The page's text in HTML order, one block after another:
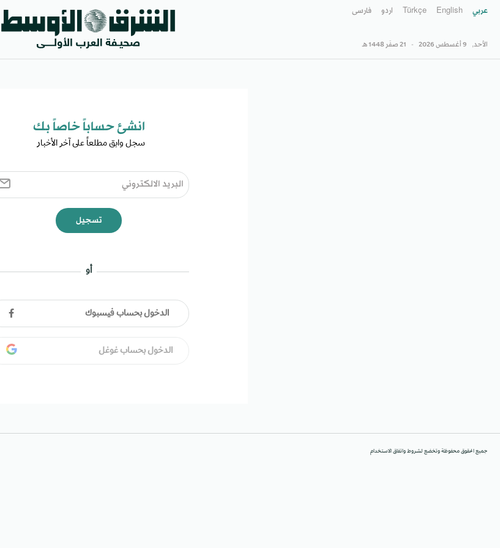
عربي English
Türkçe اردو فارسى
الأحد, 9 أغسطس 2026 - 21 صفَر 1448 هـ
انشئ حساباً خاصاً بك​
سجل وابق مطلعاً على آخر الأخبار ​
تسجيل
أو
الدخول بحساب فيسبوك
الدخول بحساب غوغل
جميع الحقوق محفوظة وتخضع لشروط واتفاق الاستخدام